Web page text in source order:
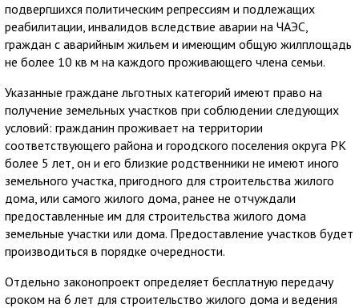
подвергшихся политическим репрессиям и подлежащих
реабилитации, инвалидов вследствие аварии на ЧАЭС,
граждан с аварийным жильем и имеющим общую жилплощадь
не более 10 кв м на каждого проживающего члена семьи.
Указанные граждане льготных категорий имеют право на
получение земельных участков при соблюдении следующих
условий: гражданин проживает на территории
соответствующего района и городского поселения округа РК
более 5 лет, он и его близкие родственники не имеют иного
земельного участка, пригодного для строительства жилого
дома, или самого жилого дома, ранее не отчуждали
предоставленные им для строительства жилого дома
земельные участки или дома. Предоставление участков будет
производиться в порядке очередности.
Отдельно законопроект определяет бесплатную передачу
сроком на 6 лет для строительство жилого дома и ведения